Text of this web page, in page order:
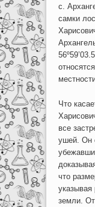
с.
самки
Что
все
ушей. Он
что
указывая
земли.